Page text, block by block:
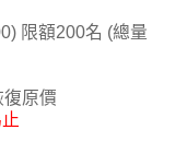
限額200名 (總量
復原價